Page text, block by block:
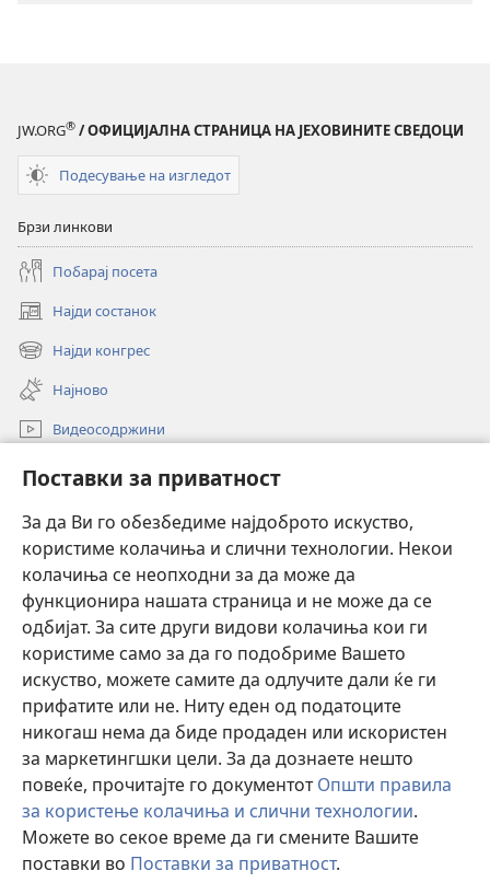
Поставки за приватност
За да Ви го обезбедиме најдоброто искуство,
користиме колачиња и слични технологии. Некои
колачиња се неопходни за да може да
функционира нашата страница и не може да се
одбијат. За сите други видови колачиња кои ги
користиме само за да го подобриме Вашето
искуство, можете самите да одлучите дали ќе ги
прифатите или не. Ниту еден од податоците
никогаш нема да биде продаден или искористен
за маркетингшки цели. За да дознаете нешто
повеќе, прочитајте го документотОпшти правила
за користење колачиња и слични технологии.
Можете во секое време да ги смените Вашите
поставки во Поставки за приватност.
JW.ORG® / ОФИЦИЈАЛНА СТРАНИЦА НА ЈЕХОВИНИТЕ СВЕДОЦИ
Подесување на изгледот
Брзи линкови
Побарај посета
Најди состанок
(opens
new
window)
Најди конгрес
(opens
new
window)
Најново
Видеосодржини
(opens
new
window)ОНЛАЈН БИБЛИОТЕКА Watchtower™
(opens
new
window)JW Hub
(opens
new
window)Watchtower Library
Copyright© 2026 Watch Tower Bible and Tract Society of Pennsylvania.
УСЛОВИ ЗА КОРИСТЕЊЕ
ПРИВАТНОСТ